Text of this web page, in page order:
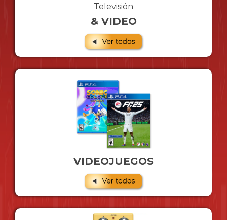
Televisión
& VIDEO
VIDEOJUEGOS